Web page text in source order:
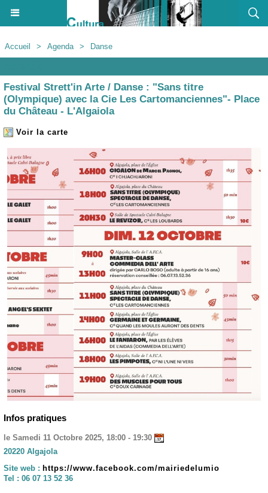
Accueil > Agenda > Danse
Festival Strett'in Arte / Danse : "Sans titre
(Olympique) avec la Cie Les Cartomanciennes"- Place
du Château - L'Algaiola
Voir la carte
Infos pratiques
le Samedi 11 Octobre 2025, 18:00 - 19:30
20220 Algajola
Site web : https://www.facebook.com/mairiedelumio
Tel : 06 07 13 52 36